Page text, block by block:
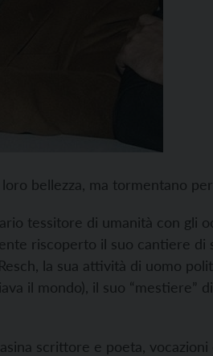
bellezza, ma tormentano
tessitore di umanità con gli
riscoperto il suo cantiere di
la sua attività di uomo
il mondo), il suo “mestiere”
scrittore e poeta,